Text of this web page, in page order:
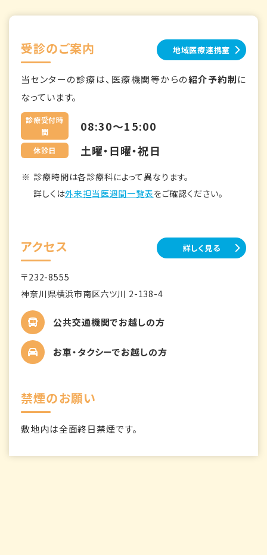
受診のご案内 地域医療連携室
当センターの診療は、医療機関等からの紹介予約制に
なっています。
診療受付時
間
08:30～15:00
休診日 土曜・日曜・祝日
診療時間は各診療科によって異なります。
詳しくは外来担当医週間一覧表をご確認ください。
アクセス 詳しく見る
〒232-8555
神奈川県横浜市南区六ツ川 2-138-4
公共交通機関でお越しの方
お車・タクシーでお越しの方
禁煙のお願い
敷地内は全面終日禁煙です。